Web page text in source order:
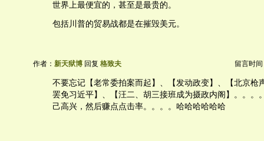
世界上最便宜的，甚至是最贵的。
包括川普的贸易战都是在摧毁美元。
作者： 新天狱博 回复 格致夫 留言时间
不要忘记【老常委拍案而起】、【发动政变】、【北京枪
罢免习近平】、【汪二、胡三接班成为摄政内阁】。。。
己高兴，然后赚点点击率。。。。哈哈哈哈哈哈